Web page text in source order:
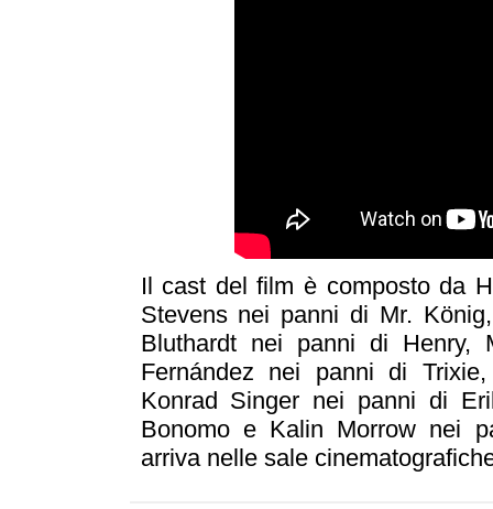
Il cast del film è composto da
Stevens nei panni di Mr.
Bluthardt nei panni di Henry,
Fernández nei panni di
Konrad Singer nei panni di
Bonomo e Kalin Morrow nei
arriva nelle sale